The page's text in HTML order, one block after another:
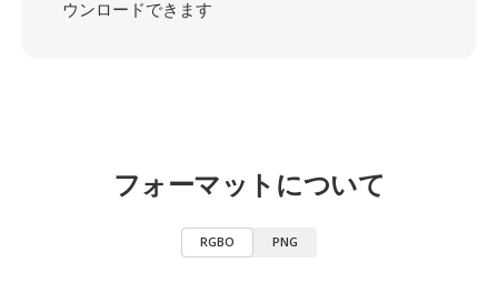
ウンロードできます
フォーマットについて
RGBO PNG